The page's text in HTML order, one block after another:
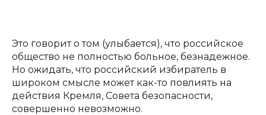
Это говорит о том (улыбается), что российское
общество не полностью больное, безнадежное.
Но ожидать, что российский избиратель в
широком смысле может как-то повлиять на
действия Кремля, Совета безопасности,
совершенно невозможно.